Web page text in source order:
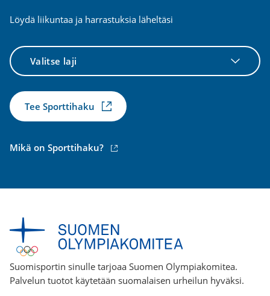
Löydä liikuntaa ja harrastuksia läheltäsi
Valitse
laji
Tee Sporttihaku
Mikä on Sporttihaku? (ulkoinen
Suomisportin sinulle tarjoaa Suomen Olympiakomitea.
Palvelun tuotot käytetään suomalaisen urheilun hyväksi.